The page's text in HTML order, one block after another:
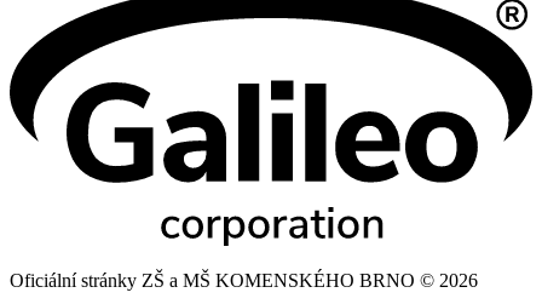
Oficiální stránky ZŠ a MŠ KOMENSKÉHO BRNO © 2026